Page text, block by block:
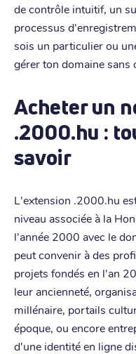
de contrôle intuitif, un
processus
sois un particulier ou
gérer ton domaine sans
Acheter un
.2000.hu :
savoir
L'extension .2000.hu
niveau associée à la
l'année 2000 avec le
peut convenir à des
projets fondés en l'an
leur ancienneté,
millénaire, portails
époque, ou encore
d'une identité en ligne